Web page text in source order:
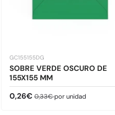
GC155155DG
SOBRE VERDE OSCURO DE
155X155 MM
Precio de venta
0,26€ Precio normal
0,33€por unidad